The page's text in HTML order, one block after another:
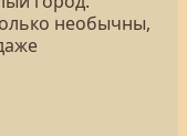
необычны,